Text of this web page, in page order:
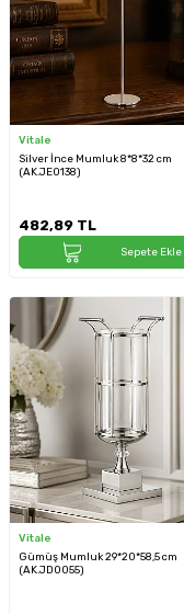
Vitale
Silver İnce Mumluk 8*8*32 cm
(AK.JE0138)
482,89 TL
Sepete Ekle
Vitale
Gümüş Mumluk 29*20*58,5 cm
(AK.JD0055)